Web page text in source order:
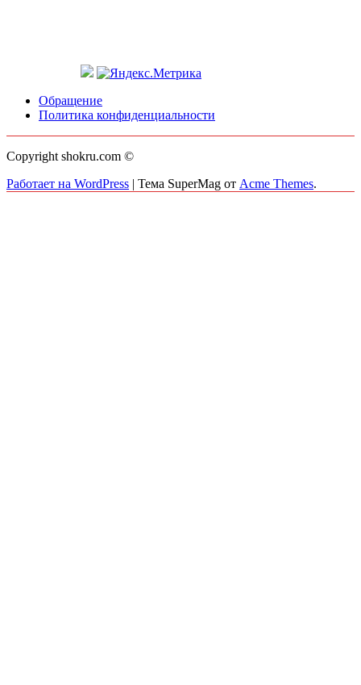
Обращение
Политика конфиденциальности
Copyright shokru.com ©
Работает на WordPress | Тема SuperMag от Acme Themes.